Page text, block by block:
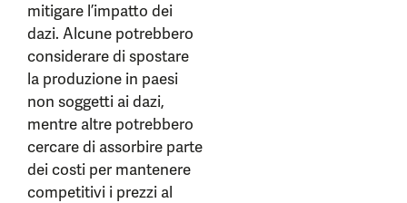
mitigare l’impatto dei
dazi. Alcune potrebbero
considerare di spostare
la produzione in paesi
non soggetti ai dazi,
mentre altre potrebbero
cercare di assorbire parte
dei costi per mantenere
competitivi i prezzi al